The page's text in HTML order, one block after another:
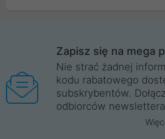
Wrocław, Poznań, Legnica, Katowice,
Trzebnica, Opole. Szybka i
ProLine to polska firma ze 100%
legalnie i płacimy podatki w naszym
główną w Mirkowie oraz salony na
komunikacja ze sklepem
Zapisz się na mega
Nie strać żadnej
kodu rabatowego
subskrybentów.
odbiorców